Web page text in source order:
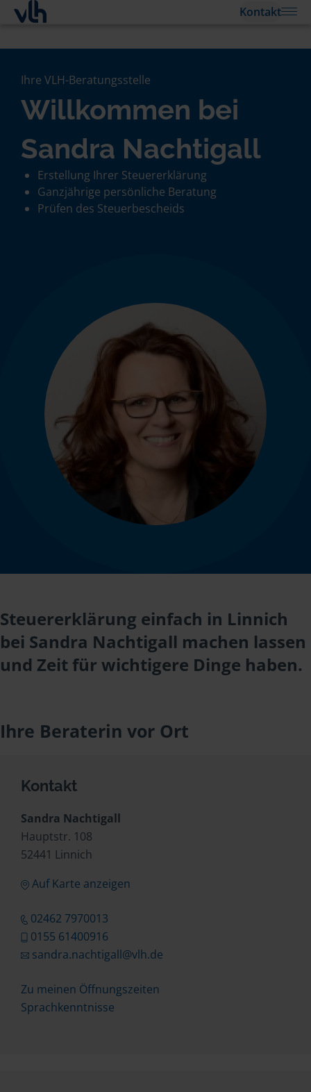
Kontakt
Ihre VLH-Beratungsstelle
Willkommen bei
Sandra Nachtigall
Erstellung Ihrer Steuererklärung
Ganzjährige persönliche Beratung
Prüfen des Steuerbescheids
Steuererklärung einfach in Linnich
bei Sandra Nachtigall machen lassen
und Zeit für wichtigere Dinge haben.
Ihre Beraterin vor Ort
Kontakt
Sandra Nachtigall
Hauptstr. 108
52441 Linnich
Auf Karte anzeigen
02462 7970013
0155 61400916
sandra.nachtigall@vlh.de
Zu meinen Öffnungszeiten
Sprachkenntnisse